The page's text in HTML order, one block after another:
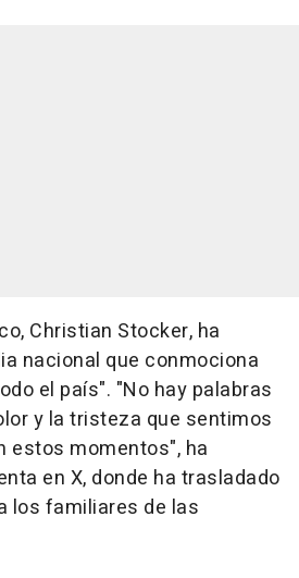
Christian Stocker, ha
nacional que conmociona
el país". "No hay palabras
y la tristeza que sentimos
estos momentos", ha
en X, donde ha trasladado
los familiares de las